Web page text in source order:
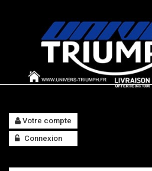
Votre compte
Connexion